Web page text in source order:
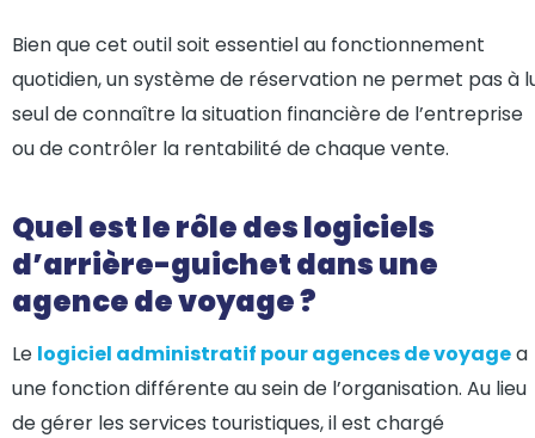
Bien que cet outil soit essentiel au fonctionnement
quotidien, un système de réservation ne permet pas à
seul de connaître la situation financière de l’entreprise
ou de contrôler la rentabilité de chaque vente.
Quel est le rôle des logiciels
d’arrière-guichet dans une
agence de voyage ?
Le logiciel administratif pour agences de voyagea
une fonction différente au sein de l’organisation. Au lieu
de gérer les services touristiques, il est chargé